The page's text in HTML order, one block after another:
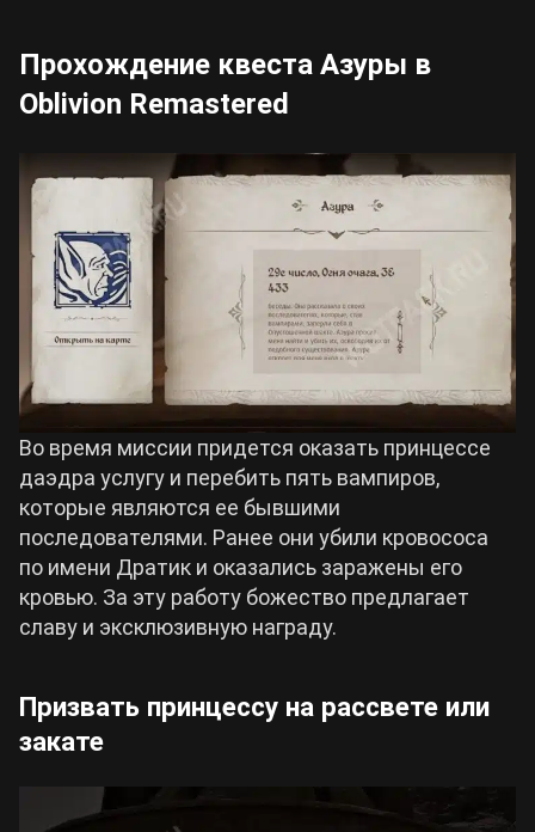
Прохождение квеста Азуры в
Oblivion Remastered
Во время миссии придется оказать принцессе
даэдра услугу и перебить пять вампиров,
которые являются ее бывшими
последователями. Ранее они убили кровососа
по имени Дратик и оказались заражены его
кровью. За эту работу божество предлагает
славу и эксклюзивную награду.
Призвать принцессу на рассвете или
закате